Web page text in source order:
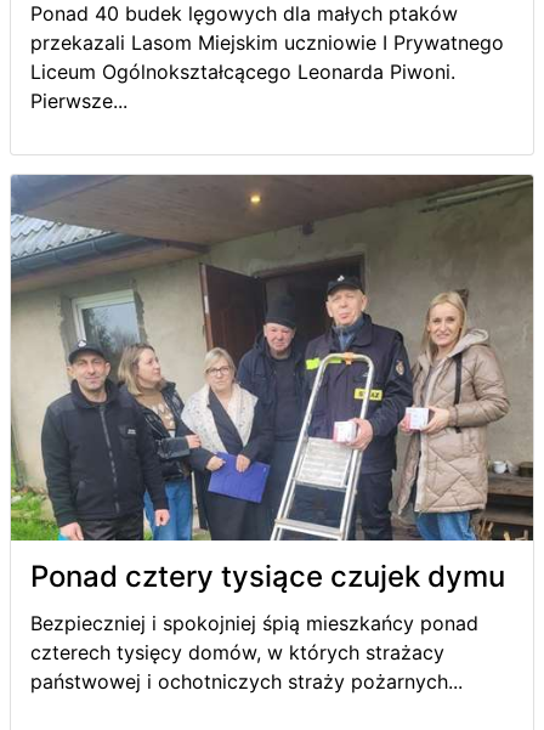
Ponad 40 budek lęgowych dla małych ptaków
przekazali Lasom Miejskim uczniowie I Prywatnego
Liceum Ogólnokształcącego Leonarda Piwoni.
Pierwsze...
Ponad cztery tysiące czujek dymu
Bezpieczniej i spokojniej śpią mieszkańcy ponad
czterech tysięcy domów, w których strażacy
państwowej i ochotniczych straży pożarnych...